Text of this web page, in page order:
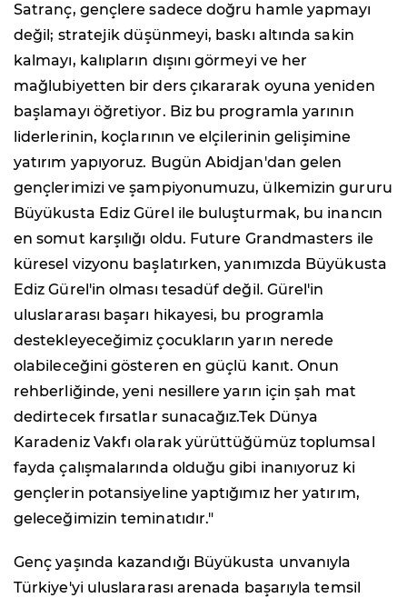
Satranç, gençlere sadece doğru hamle yapmayı
değil; stratejik düşünmeyi, baskı altında sakin
kalmayı, kalıpların dışını görmeyi ve her
mağlubiyetten bir ders çıkararak oyuna yeniden
başlamayı öğretiyor. Biz bu programla yarının
liderlerinin, koçlarının ve elçilerinin gelişimine
yatırım yapıyoruz. Bugün Abidjan'dan gelen
gençlerimizi ve şampiyonumuzu, ülkemizin gururu
Büyükusta Ediz Gürel ile buluşturmak, bu inancın
en somut karşılığı oldu. Future Grandmasters ile
küresel vizyonu başlatırken, yanımızda Büyükusta
Ediz Gürel'in olması tesadüf değil. Gürel'in
uluslararası başarı hikayesi, bu programla
destekleyeceğimiz çocukların yarın nerede
olabileceğini gösteren en güçlü kanıt. Onun
rehberliğinde, yeni nesillere yarın için şah mat
dedirtecek fırsatlar sunacağız.Tek Dünya
Karadeniz Vakfı olarak yürüttüğümüz toplumsal
fayda çalışmalarında olduğu gibi inanıyoruz ki
gençlerin potansiyeline yaptığımız her yatırım,
geleceğimizin teminatıdır."
Genç yaşında kazandığı Büyükusta unvanıyla
Türkiye'yi uluslararası arenada başarıyla temsil